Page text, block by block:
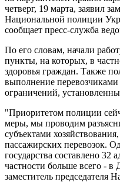
четверг, 19 марта, заявил
Национальной полиции
сообщает пресс-служба
По его словам, начали
пункты, на которых, в
здоровья граждан. Также
выполнение перевозчиками
ограничений,
"Приоритетом полиции
меры, мы проводим
субъектами
пассажирских перевозок.
государства составлено 32
частности больше всего - в
заместитель председателя